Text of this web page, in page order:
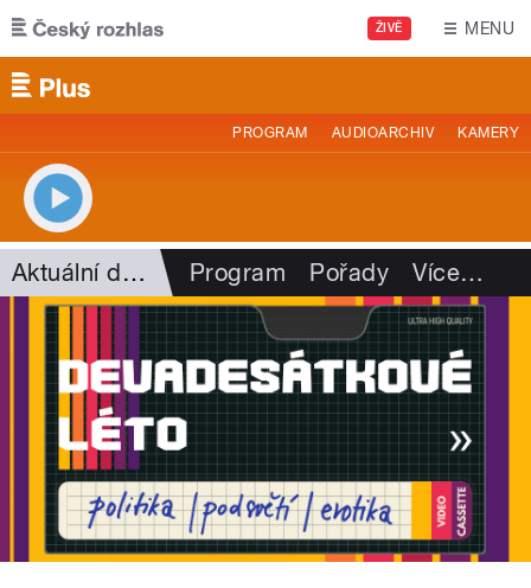
Přejít k hlavnímu obsahu
ŽIVĚ MENU
PROGRAM AUDIOARCHIV KAMERY
Aktuální dění Program Pořady Více…